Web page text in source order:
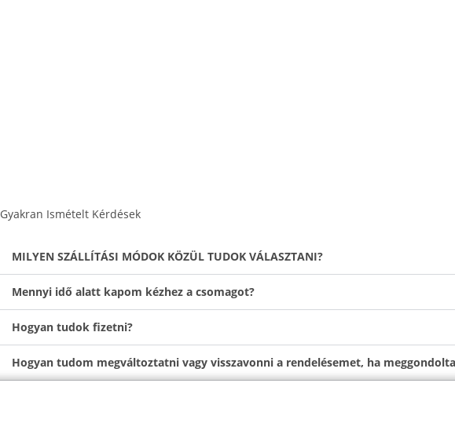
Gyakran Ismételt Kérdések​
MILYEN SZÁLLÍTÁSI MÓDOK KÖZÜL TUDOK VÁLASZTANI?​
Mennyi idő alatt kapom kézhez a csomagot?
Hogyan tudok fizetni?
Hogyan tudom megváltoztatni vagy visszavonni a rendelésemet, ha